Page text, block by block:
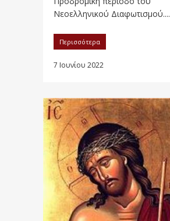
Νεοελληνικού Διαφωτισμού....
Περισσότερα
7 Ιουνίου 2022